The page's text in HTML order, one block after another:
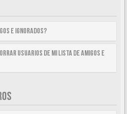
e Ignorados?
usuarios de mi lista de Amigos e